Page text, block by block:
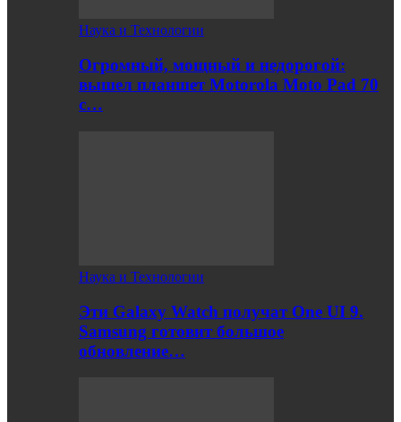
Наука и Технологии
Огромный, мощный и недорогой:
вышел планшет Motorola Moto Pad 70
с…
Наука и Технологии
Эти Galaxy Watch получат One UI 9.
Samsung готовит большое
обновление…